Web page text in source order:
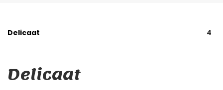
Delicaat 4
Delicaat